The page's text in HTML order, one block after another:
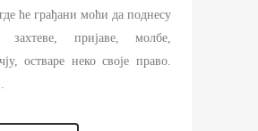
ће грађани моћи да поднесу
захтеве, пријаве, молбе,
остваре неко своје право.